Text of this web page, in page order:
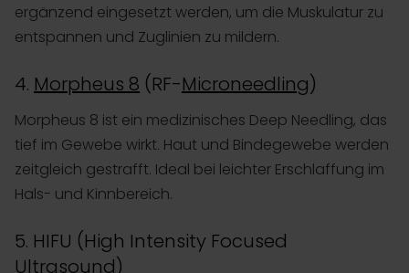
ergänzend eingesetzt werden, um die Muskulatur zu
entspannen und Zuglinien zu mildern.
4. Morpheus 8 (RF-Microneedling)
Morpheus 8 ist ein medizinisches Deep Needling, das
tief im Gewebe wirkt. Haut und Bindegewebe werden
zeitgleich gestrafft. Ideal bei leichter Erschlaffung im
Hals- und Kinnbereich.
5. HIFU (High Intensity Focused
Ultrasound)